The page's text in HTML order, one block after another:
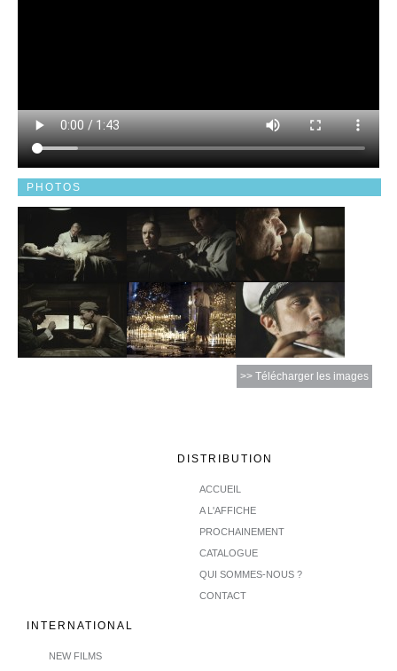
PHOTOS
>> Télécharger les images
DISTRIBUTION
ACCUEIL
A L'AFFICHE
PROCHAINEMENT
CATALOGUE
QUI SOMMES-NOUS ?
CONTACT
INTERNATIONAL
NEW FILMS